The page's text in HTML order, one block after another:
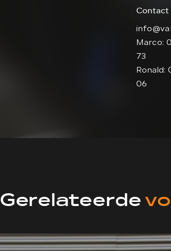
Contact
Marco:
73
Ronald:
06
Gerelateerde